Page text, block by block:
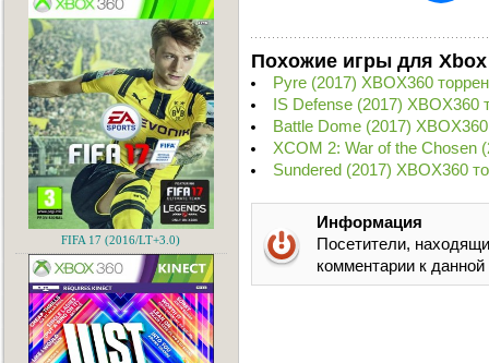
Похожие игры для Xbox
Pyre (2017) XBOX360
IS Defense (2017) XBOX360
Battle Dome (2017)
XCOM 2: War of the Chosen
Sundered (2017) XBOX360
Информация
Посетители,
комментарии к
FIFA 17 (2016/LT+3.0)